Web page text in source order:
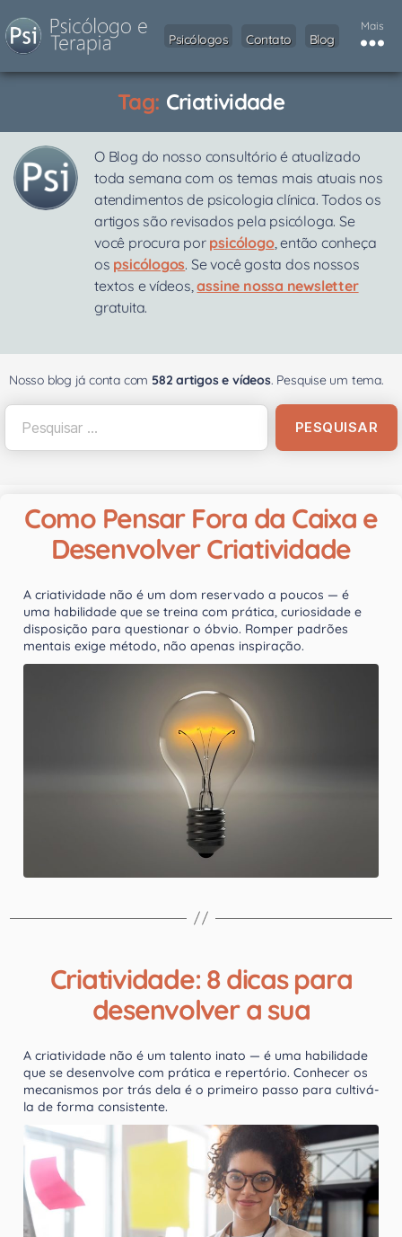
Psicólogos Contato Blog
Mais
Tag: Criatividade
O Blog do nosso consultório é atualizado
toda semana com os temas mais atuais nos
atendimentos de psicologia clínica. Todos os
artigos são revisados pela psicóloga. Se
você procura por psicólogo, então conheça
os psicólogos. Se você gosta dos nossos
textos e vídeos,assine nossa newsletter
gratuita.
Nosso blog já conta com 582 artigos e vídeos. Pesquise um tema.
Como Pensar Fora da Caixa e
Desenvolver Criatividade
A criatividade não é um dom reservado a poucos — é
uma habilidade que se treina com prática, curiosidade e
disposição para questionar o óbvio. Romper padrões
mentais exige método, não apenas inspiração.
Criatividade: 8 dicas para
desenvolver a sua
A criatividade não é um talento inato — é uma habilidade
que se desenvolve com prática e repertório. Conhecer os
mecanismos por trás dela é o primeiro passo para cultivá-
la de forma consistente.